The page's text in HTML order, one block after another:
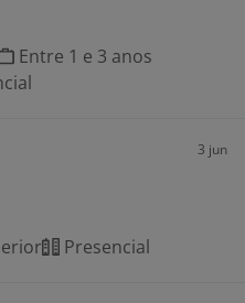
Entre 1 e 3 anos
3 jun
Presencial